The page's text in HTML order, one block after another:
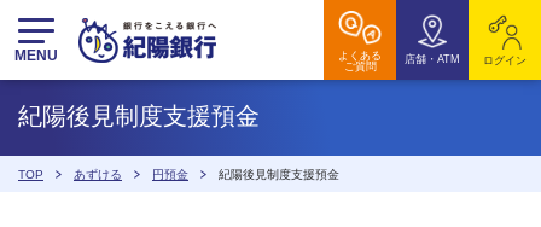
MENU
よくある
ご質問
店舗・ATM ログイン
紀陽後見制度支援預金
TOP あずける 円預金 紀陽後見制度支援預金